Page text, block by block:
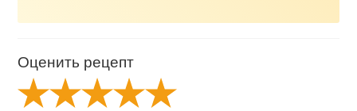
Оценить рецепт